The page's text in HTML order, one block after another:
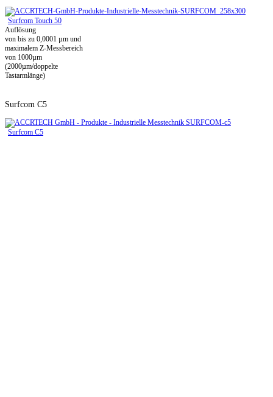
Surfcom Touch 50
Auflösung
von bis zu 0,0001 µm und
maximalem Z-Messbereich
von 1000µm
(2000µm/doppelte
Tastarmlänge)
Surfcom C5
Surfcom C5